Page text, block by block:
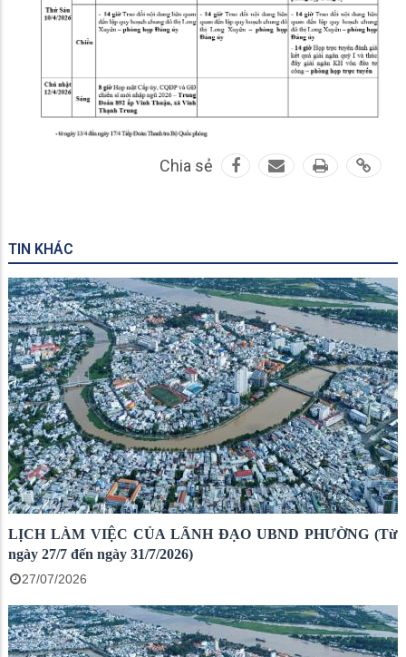
Chia sẻ
TIN KHÁC
LỊCH LÀM VIỆC CỦA LÃNH ĐẠO UBND PHƯỜNG (Từ
ngày 27/7 đến ngày 31/7/2026)
27/07/2026